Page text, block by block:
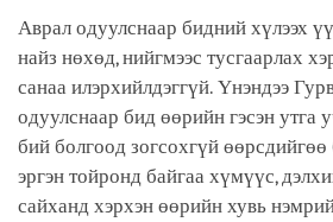
Аврал одуулснаар бидний хүлээх
найз нөхөд, нийгмээс тусгаарлах
санаа илэрхийлдэггүй. Үнэндээ
одуулснаар бид өөрийн гэсэн утга
бий болгоод зогсохгүй
эргэн тойронд байгаа хүмүүс,
сайханд хэрхэн өөрийн хувь